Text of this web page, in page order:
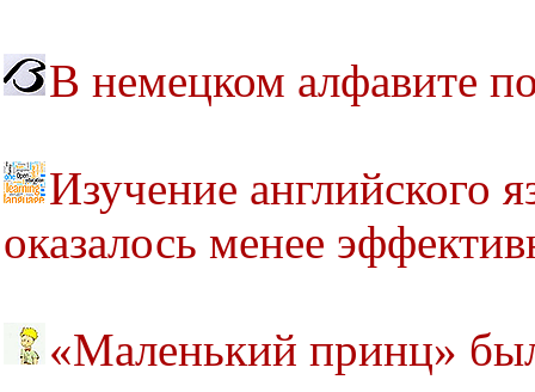
В немецком алфавите
Изучение английского
оказалось менее
«Маленький принц»